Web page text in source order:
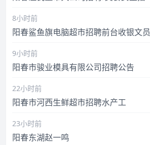
8小时前
阳春鲨鱼旗电脑超市招聘前台收银文员
9小时前
阳春市骏业模具有限公司招聘公告
22小时前
阳春市河西生鲜超市招聘水产工
23小时前
阳春东湖赵一鸣